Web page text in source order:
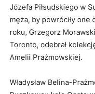
Józefa Piłsudskiego w
męża, by powróciły one
roku, Grzegorz
Toronto, odebrał
Amelii Prażmowskiej.
Władysław Belina-